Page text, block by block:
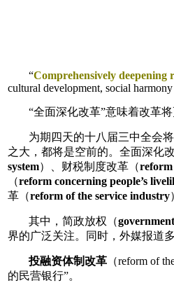
“Comprehensively deepening
cultural development, social
“全面深化改革”意味着改革
为期四天的十八届三中全会
之大，都将是空前的。全面深化
system）、财税制度改革（reform
（reform concerning people’s
革（reform of the service industry
其中，简政放权（
界的广泛关注。同时，外媒报道
投融资体制改革 （reform of
的民营银行”。